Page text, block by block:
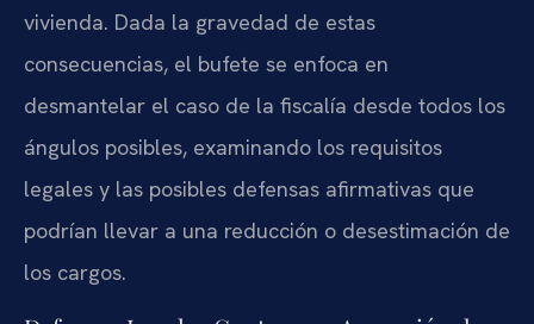
vivienda. Dada la gravedad de estas
consecuencias, el bufete se enfoca en
desmantelar el caso de la fiscalía desde todos los
ángulos posibles, examinando los requisitos
legales y las posibles defensas afirmativas que
podrían llevar a una reducción o desestimación de
los cargos.